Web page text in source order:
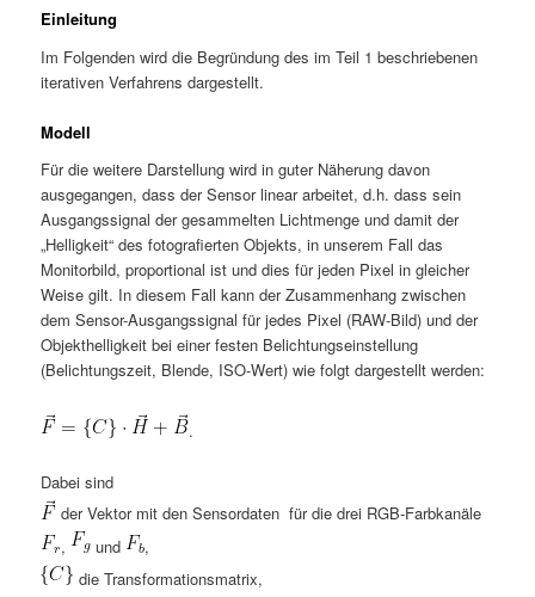
Einleitung
Im Folgenden wird die Begründung des im Teil 1 beschriebenen
iterativen Verfahrens dargestellt.
Modell
Für die weitere Darstellung wird in guter Näherung davon
ausgegangen, dass der Sensor linear arbeitet, d.h. dass sein
Ausgangssignal der gesammelten Lichtmenge und damit der
„Helligkeit“ des fotografierten Objekts, in unserem Fall das
Monitorbild, proportional ist und dies für jeden Pixel in gleicher
Weise gilt. In diesem Fall kann der Zusammenhang zwischen
dem Sensor-Ausgangssignal für jedes Pixel (RAW-Bild) und der
Objekthelligkeit bei einer festen Belichtungseinstellung
(Belichtungszeit, Blende, ISO-Wert) wie folgt dargestellt werden:
.
Dabei sind
der Vektor mit den Sensordaten für die drei RGB-Farbkanäle
,
und
,
die Transformationsmatrix,